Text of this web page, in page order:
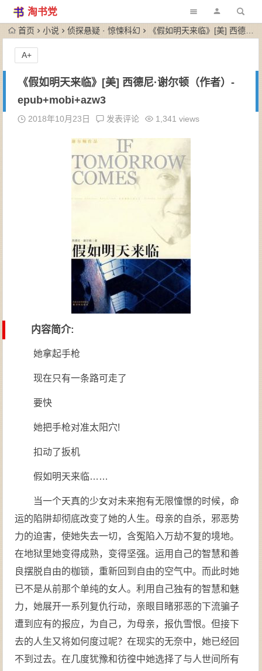
淘书党
首页 小说 侦探悬疑 · 惊悚科幻 《假如明天来临》[美] 西德尼·谢尔顿（作者）-epub+mobi+azw3
《假如明天来临》[美] 西德尼·谢尔顿（作者）-
epub+mobi+azw3
2018年10月23日 发表评论 1,341 views
内容简介:
她拿起手枪
现在只有一条路可走了
要快
她把手枪对准太阳穴!
扣动了扳机
假如明天来临……
当一个天真的少女对未来抱有无限憧憬的时候，命
运的陷阱却彻底改变了她的人生。母亲的自杀，邪恶势
力的迫害，使她失去一切，含冤陷入万劫不复的境地。
在地狱里她变得成熟，变得坚强。运用自己的智慧和善
良摆脱自由的枷锁，重新回到自由的空气中。而此时她
已不是从前那个单纯的女人。利用自己独有的智慧和魅
力，她展开一系列复仇行动，亲眼目睹邪恶的下流骗子
遭到应有的报应，为自己，为母亲，报仇雪恨。但接下
去的人生又将如何度过呢？在现实的无奈中，她已经回
不到过去。在几度犹豫和彷徨中她选择了与人世间所有
A+